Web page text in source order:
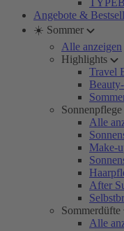
Angebote &
☀️ Sommer
Alle anzeigen
Highlights
Travel
Sonnenpflege
Alle
Make-
After
Sommerdüfte
Alle